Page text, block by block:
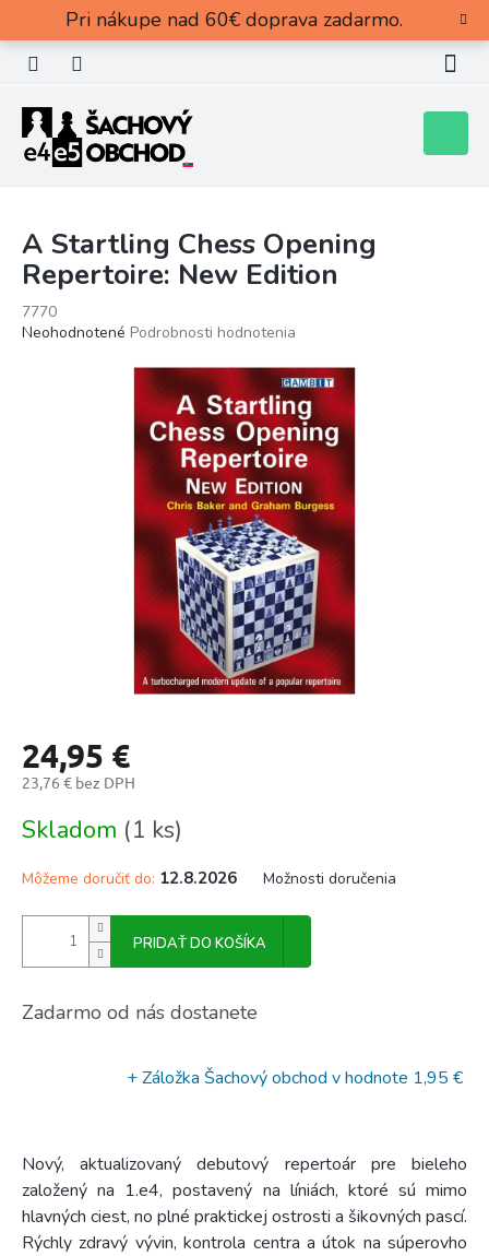
obsah
Pri nákupe nad 60€ doprava zadarmo.
košík
A Startling Chess Opening
Repertoire: New Edition
7770
Priemerné
Neohodnotené Podrobnosti hodnotenia
24,95 €
23,76 € bez DPH
cena:
Skladom (1 ks)
Môžeme doručiť do: 12.8.2026 Možnosti doručenia
PRIDAŤ DO KOŠÍKA
Zadarmo od nás dostanete
+ Záložka Šachový obchod v hodnote 1,95 €
Nový, aktualizovaný debutový repertoár pre bieleho
založený na 1.e4, postavený na líniách, ktoré sú mimo
hlavných ciest, no plné praktickej ostrosti a šikovných pascí.
Rýchly zdravý vývin, kontrola centra a útok na súperovho